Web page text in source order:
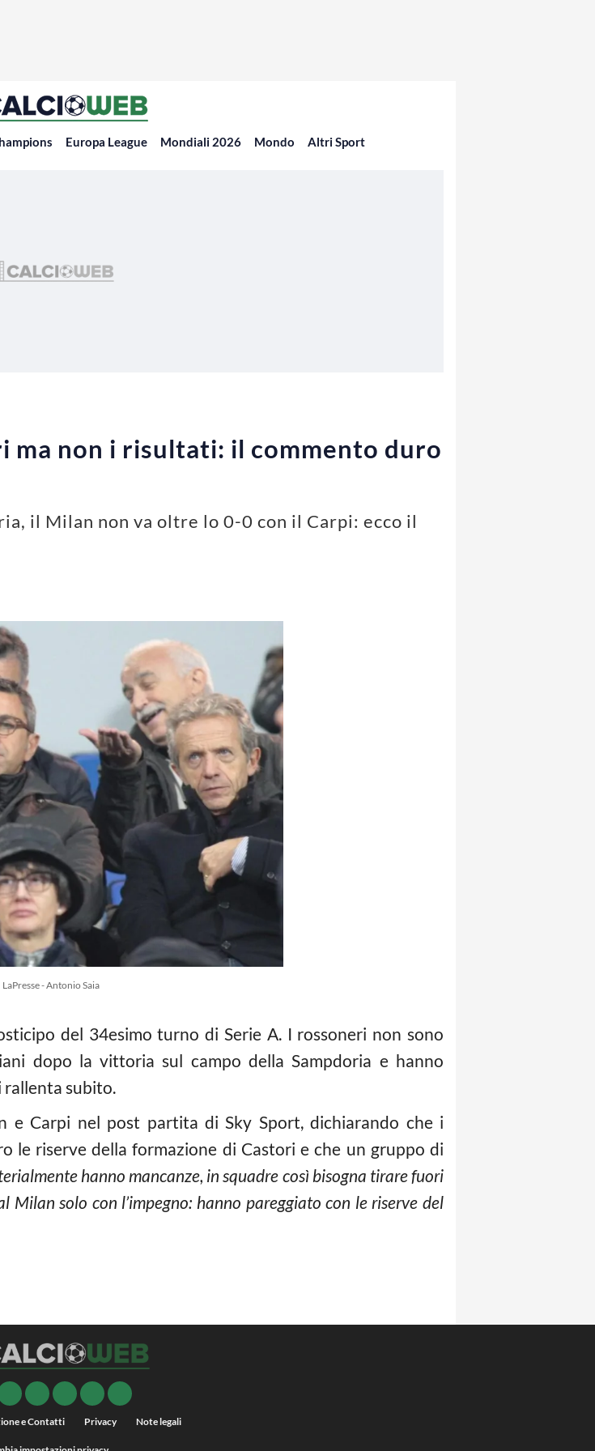
Europa League Mondiali 2026 Mondo Altri Sport
ma non i risultati: il commento duro
il Milan non va oltre lo 0-0 con il Carpi: ecco il
LaPresse - Antonio Saia
del 34esimo turno di Serie A. I rossoneri non sono
dopo la vittoria sul campo della Sampdoria e hanno
subito.
e Carpi nel post partita di Sky Sport, dichiarando che i
le riserve della formazione di Castori e che un gruppo di
hanno mancanze, in squadre così bisogna tirare fuori
solo con l’impegno: hanno pareggiato con le riserve del
e Contatti Privacy Note legali